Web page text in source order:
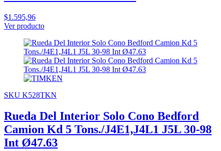
$1.595,96
Ver producto
SKU K528TKN
Rueda Del Interior Solo Cono Bedford
Camion Kd 5 Tons./J4E1,J4L1 J5L 30-98
Int Ø47.63